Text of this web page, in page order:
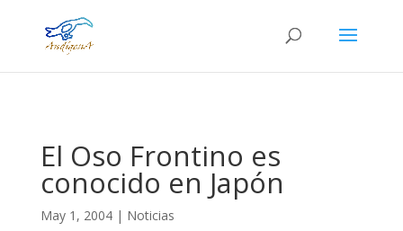
El Oso Frontino es
conocido en Japón
May 1, 2004| Noticias